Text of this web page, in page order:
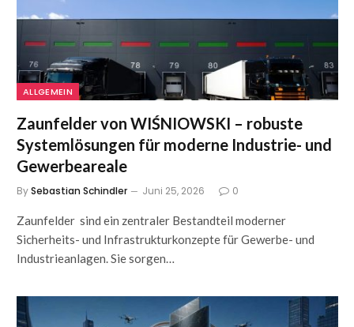
ALLGEMEIN
Zaunfelder von WIŚNIOWSKI – robuste
Systemlösungen für moderne Industrie- und
Gewerbeareale
BySebastian Schindler Juni 25, 2026 0
Zaunfelder sind ein zentraler Bestandteil moderner
Sicherheits- und Infrastrukturkonzepte für Gewerbe- und
Industrieanlagen. Sie sorgen…